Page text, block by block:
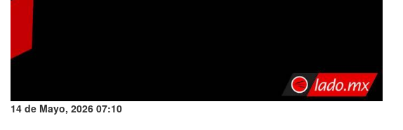
14 de Mayo, 2026 07:10